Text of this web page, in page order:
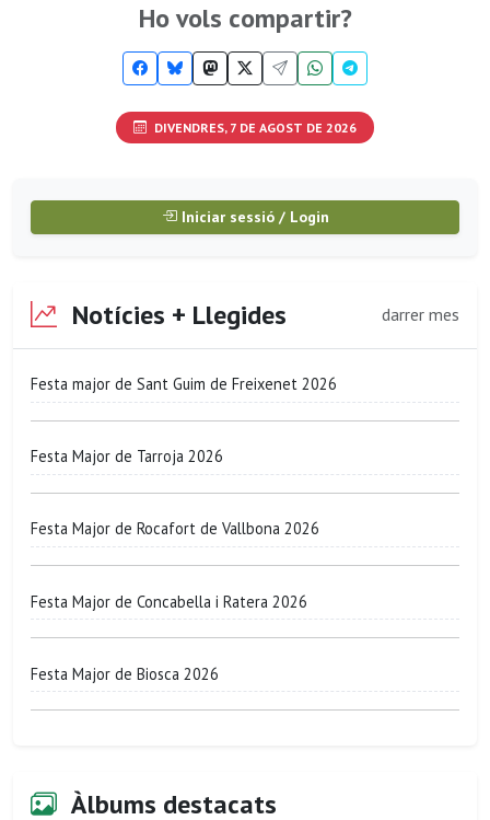
Ho vols compartir?
DIVENDRES, 7 DE AGOST DE 2026
Iniciar sessió / Login
Notícies + Llegides darrer mes
Festa major de Sant Guim de Freixenet 2026
Festa Major de Tarroja 2026
Festa Major de Rocafort de Vallbona 2026
Festa Major de Concabella i Ratera 2026
Festa Major de Biosca 2026
Àlbums destacats